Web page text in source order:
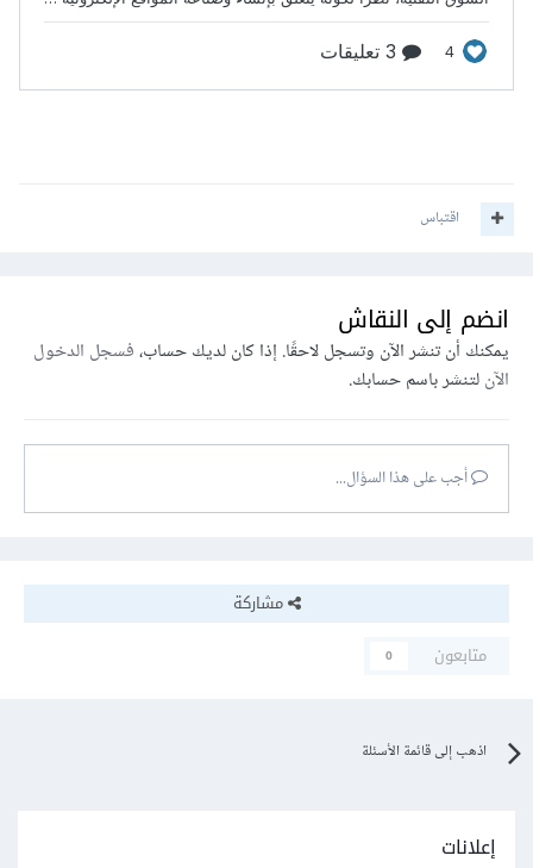
اقتباس
انضم إلى النقاش
يمكنك أن تنشر الآن وتسجل لاحقًا. إذا كان لديك حساب،فسجل الدخول
الآنلتنشر باسم حسابك.
أجب على هذا السؤال...
مشاركة
متابعون
0
اذهب إلى قائمة الأسئلة
إعلانات